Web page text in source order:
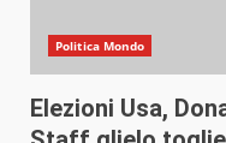
Politica Mondo
Elezioni Usa,